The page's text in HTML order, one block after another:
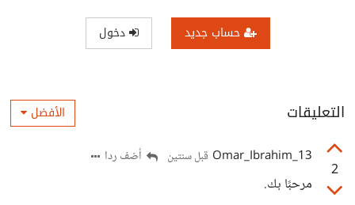
حساب جديد دخول
التعليقات الأفضل
2
13_Omar_Ibrahim قبل سنتين أضف ردا
مرحبًا بك.